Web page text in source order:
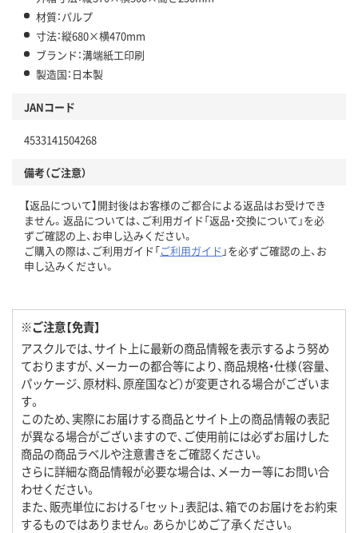
材質：パルプ
寸法：縦680×横470mm
ブランド：溝端紙工印刷
製造国：日本製
JANコード
4533141504268
備考（ご注意）
【返品について】開封後はお客様のご都合による返品はお受けでき
ません。返品については、ご利用ガイド「返品・交換について」を必
ずご確認の上、お申し込みください。
ご購入の際は、ご利用ガイド「ご利用ガイド 」を必ずご確認の上、お
申し込みください。
※ご注意【免責】
アスクルでは、サイト上に最新の商品情報を表示するよう努め
ておりますが、メーカーの都合等により、商品規格・仕様（容量、
パッケージ、原材料、原産国など）が変更される場合がございま
す。
このため、実際にお届けする商品とサイト上の商品情報の表記
が異なる場合がございますので、ご使用前には必ずお届けした
商品の商品ラベルや注意書きをご確認ください。
さらに詳細な商品情報が必要な場合は、メーカー等にお問い合
わせください。
また、販売単位における「セット」表記は、箱でのお届けをお約束
するものではありません。あらかじめご了承ください。